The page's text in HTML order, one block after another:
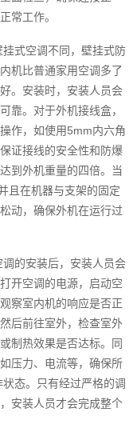
常工作。
式空调不同，壁挂式防
机比普通家用空调多了
。安装时，安装人员会
靠。对于外机接线盒，
作，如使用5mm内六角
证接线的安全性和防爆
到外机重量的四倍。当
且在机器与支架的固定
动，确保外机在运行过
的安装后，安装人员会
开空调的电源，启动空
察室内机的响应是否正
后前往室外，检查室外
制热效果是否达标。同
压力、电流等，确保所
态。只有经过严格的调
安装人员才会完成整个